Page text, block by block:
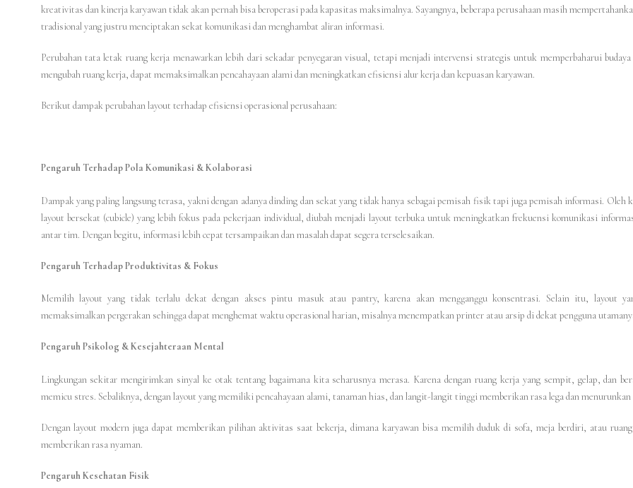
kreativitas dan kinerja karyawan tidak akan pernah bisa beroperasi pada kapasitas maksimalnya. Sayangnya, beberapa perusahaan masih
tradisional yang justru menciptakan sekat komunikasi dan menghambat aliran informasi.
Perubahan tata letak ruang kerja menawarkan lebih dari sekadar penyegaran visual, tetapi menjadi intervensi strategis untuk memperbaharui
mengubah ruang kerja, dapat memaksimalkan pencahayaan alami dan meningkatkan efisiensi alur kerja dan kepuasan karyawan.
Berikut dampak perubahan layout terhadap efisiensi operasional perusahaan:
Pengaruh Terhadap Pola Komunikasi & Kolaborasi
Dampak yang paling langsung terasa, yakni dengan adanya dinding dan sekat yang tidak hanya sebagai pemisah fisik tapi juga pemisah informasi. Oleh
layout bersekat (cubicle) yang lebih fokus pada pekerjaan individual, diubah menjadi layout terbuka untuk meningkatkan frekuensi komunikasi
antar tim. Dengan begitu, informasi lebih cepat tersampaikan dan masalah dapat segera terselesaikan.
Pengaruh Terhadap Produktivitas & Fokus
Memilih layout yang tidak terlalu dekat dengan akses pintu masuk atau pantry, karena akan mengganggu konsentrasi. Selain itu, layout
memaksimalkan pergerakan sehingga dapat menghemat waktu operasional harian, misalnya menempatkan printer atau arsip di dekat pengguna
Pengaruh Psikolog & Kesejahteraan Mental
Lingkungan sekitar mengirimkan sinyal ke otak tentang bagaimana kita seharusnya merasa. Karena dengan ruang kerja yang sempit, gelap, dan
memicu stres. Sebaliknya, dengan layout yang memiliki pencahayaan alami, tanaman hias, dan langit-langit tinggi memberikan rasa lega dan menurunkan
Dengan layout modern juga dapat memberikan pilihan aktivitas saat bekerja, dimana karyawan bisa memilih duduk di sofa, meja berdiri, atau
memberikan rasa nyaman.
Pengaruh Kesehatan Fisik